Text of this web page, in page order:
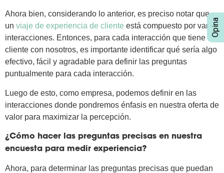
Ahora bien, considerando lo anterior, es preciso notar que
un viaje de experiencia de cliente está compuesto por varias
interacciones. Entonces, para cada interacción que tiene un
cliente con nosotros, es importante identificar qué sería algo
efectivo, fácil y agradable para definir las preguntas
puntualmente para cada interacción.
Luego de esto, como empresa, podemos definir en las
interacciones donde pondremos énfasis en nuestra oferta de
valor para maximizar la percepción.
¿Cómo hacer las preguntas precisas en nuestra
encuesta para medir experiencia?
Ahora, para determinar las preguntas precisas que puedan